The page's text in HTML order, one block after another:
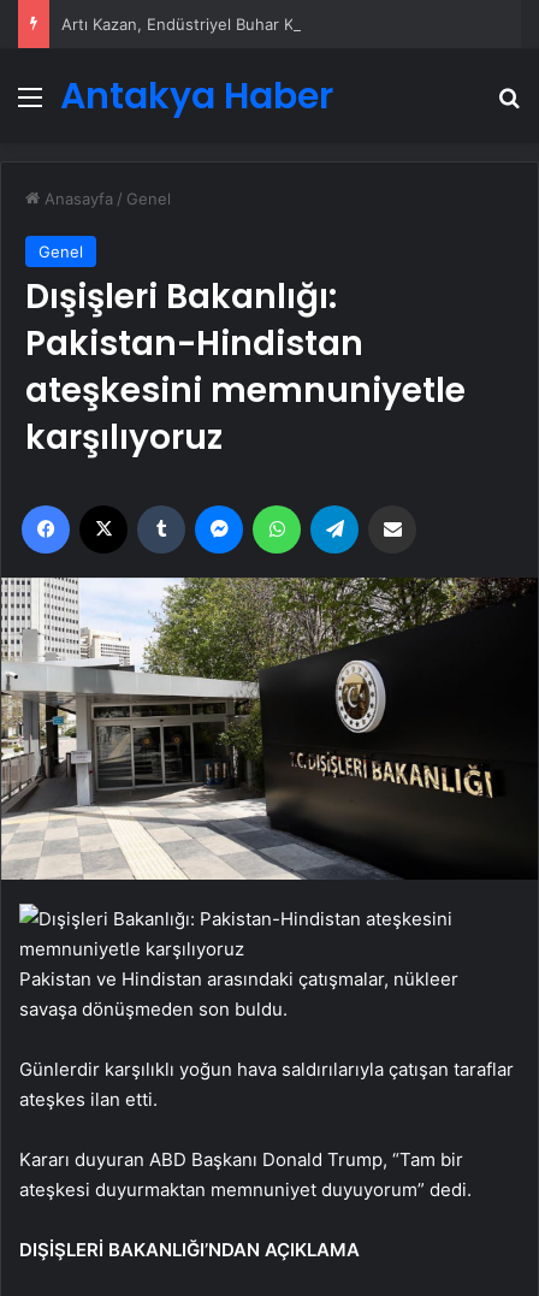
Menü
Antakya Haber
Anasayfa / Genel
Genel
Dışişleri Bakanlığı:
Pakistan-Hindistan
ateşkesini memnuniyetle
karşılıyoruz
Facebook Tumblr MessengerWhatsApp
Pakistan ve Hindistan arasındaki çatışmalar, nükleer
savaşa dönüşmeden son buldu.
Günlerdir karşılıklı yoğun hava saldırılarıyla çatışan taraflar
ateşkes ilan etti.
Kararı duyuran ABD Başkanı Donald Trump, “Tam bir
ateşkesi duyurmaktan memnuniyet duyuyorum” dedi.
DIŞİŞLERİ BAKANLIĞI’NDAN AÇIKLAMA